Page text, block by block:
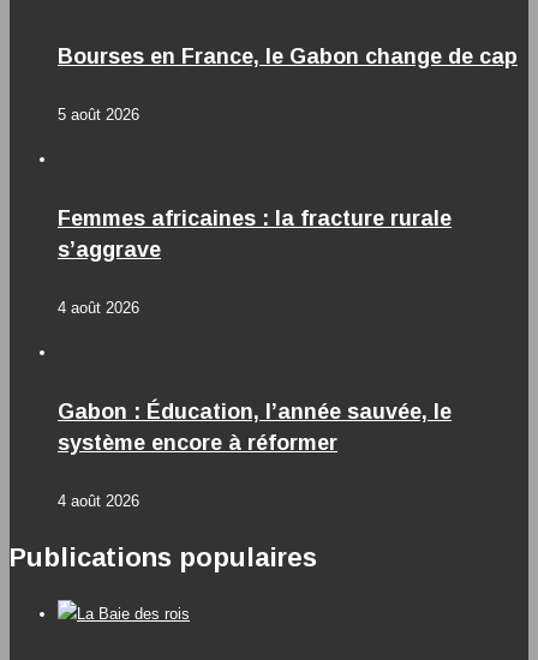
Bourses en France, le Gabon change de cap
5 août 2026
Femmes africaines : la fracture rurale
s’aggrave
4 août 2026
Gabon : Éducation, l’année sauvée, le
système encore à réformer
4 août 2026
Publications populaires